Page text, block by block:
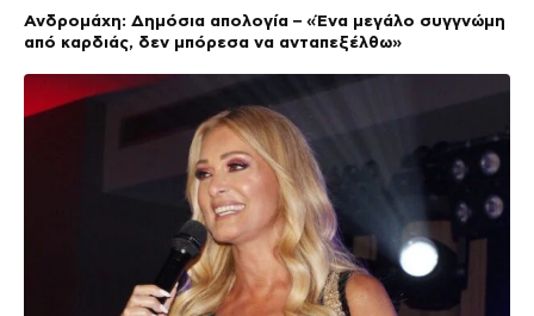
Ανδρομάχη: Δημόσια απολογία – «Ένα μεγάλο συγγνώμη
από καρδιάς, δεν μπόρεσα να ανταπεξέλθω»